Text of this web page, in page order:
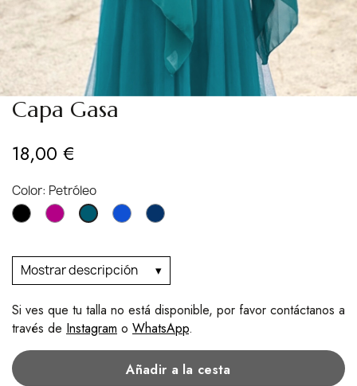
Capa Gasa
18,00 €
Color: Petróleo
NegroBugambiliaPetróleoAzul
Eléctrico
Azul
Mostrar descripción
Si ves que tu talla no está disponible, por favor contáctanos a
través de Instagram o WhatsApp.
Añadir a la cesta